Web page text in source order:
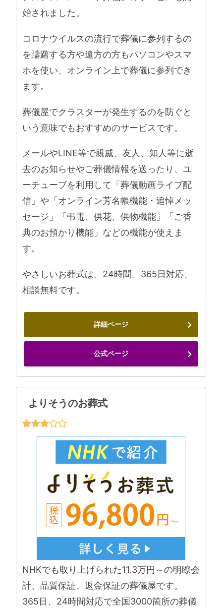
始されました。
コロナウイルスの流行で葬儀に参列するの
を躊躇する方や遠方の方もパソコンやスマ
ホを使い、オンライン上で葬儀に参列でき
ます。
葬儀屋でクラスターが発生するのを防ぐと
いう意味でもおすすめのサービスです。
メールやLINE等で親戚、友人、知人等に逝
去のお知らせやご葬儀情報を送ったり、ユ
ーチューブを利用して「葬儀動画ライブ配
信」や「オンライン芳名帳機能・追悼メッ
セージ」「弔電、供花、供物機能」「ご香
典のお預かり機能」などの機能が使えま
す。
やさしいお葬式は、24時間、365日対応、
相談無料です。
詳細ページ
公式ページ
よりそうのお葬式
NHKでも取り上げられた11.3万円～の明瞭会
計、品質保証、返金保証の葬儀屋です。
365日、24時間対応で全国3000箇所の葬儀